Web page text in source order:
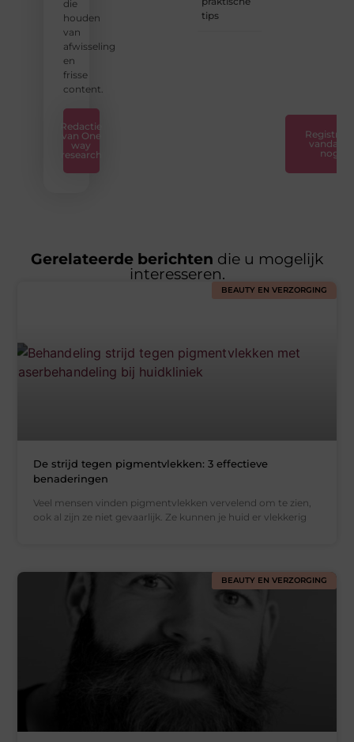
die
houden
van
afwisseling
en
frisse
content.
Redactie
van One
way
research
tips
Registreer
vandaag
nog
Gerelateerde berichten die u mogelijk
interesseren.
BEAUTY EN VERZORGING
De strijd tegen pigmentvlekken: 3 effectieve
benaderingen
Veel mensen vinden pigmentvlekken vervelend om te zien,
ook al zijn ze niet gevaarlijk. Ze kunnen je huid er vlekkerig
BEAUTY EN VERZORGING